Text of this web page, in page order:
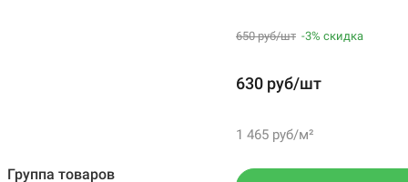
Группа товаров
650 руб/шт -3% скидка
630 руб/шт
1 465 руб/м²